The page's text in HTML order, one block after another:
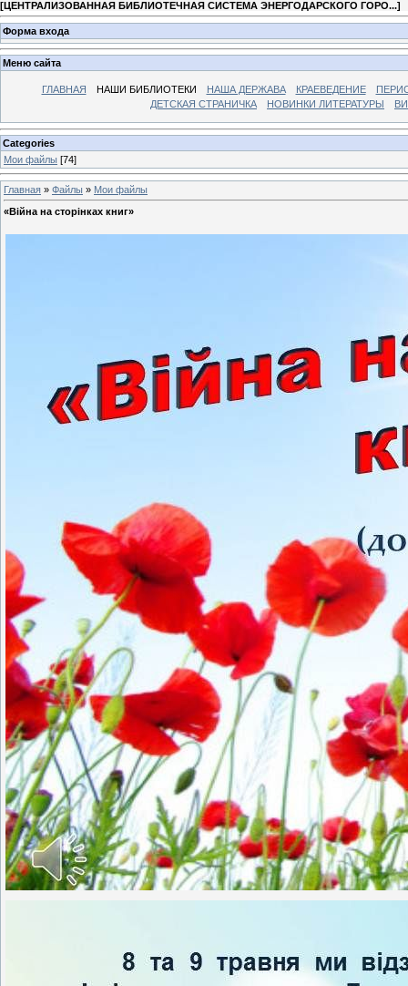
[ЦЕНТРАЛИЗОВАННАЯ БИБЛИОТЕЧНАЯ СИСТЕМА ЭНЕРГОДАРСКОГО ГОРО...]
Форма входа
Меню сайта
ГЛАВНАЯ НАШИ БИБЛИОТЕКИ НАША ДЕРЖАВА КРАЕВЕДЕНИЕ
ДЕТСКАЯ СТРАНИЧКА
НОВИНКИ ЛИТЕРАТУРЫ
Categories
Мои файлы [74]
Главная » Файлы » Мои файлы
«Війна на сторінках книг»